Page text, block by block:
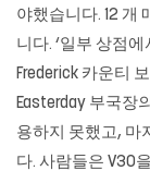
야했습니다. 12 개
니다. ‘일부 상점
Frederick 카운티
Easterday 부국장
용하지 못했고, 마
다. 사람들은 V30